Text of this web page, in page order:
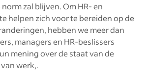
zal blijven. Om HR- en
helpen zich voor te bereiden op de
hebben we meer dan
managers en HR-beslissers
mening over de staat van de
werk,.